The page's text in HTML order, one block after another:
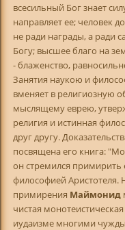
всесильный Бог знает
направляет ее; человек
не ради награды, а ради
Богу; высшее благо на
- блаженство,
Занятия наукою и
вменяет в религиозную
мыслящему еврею,
религия и истинная
друг другу.
посвящена его книга:
он стремился примирить
философией Аристотеля.
примирения Маймонид
чистая
иудаизме многими